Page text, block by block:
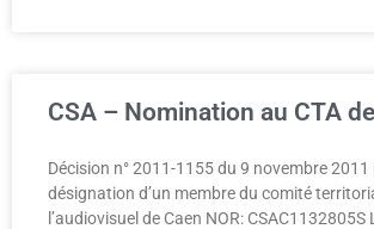
CSA – Nomination au CTA
Décision n° 2011-1155 du 9 novembre
désignation d’un membre du comité
l’audiovisuel de Caen NOR: CSAC1132805S